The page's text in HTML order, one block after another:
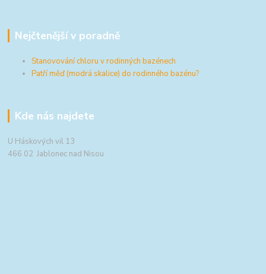
Nejčtenější v poradně
Stanovování chloru v rodinných bazénech
Patří měď (modrá skalice) do rodinného bazénu?
Kde nás najdete
U Háskových vil 13
466 02 Jablonec nad Nisou